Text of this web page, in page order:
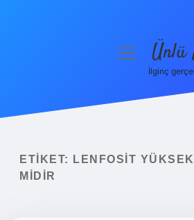
Yasal Uyarı
menüyüÜnlü
İlginç
ETIKET:
LENFOSIT
MIDIR